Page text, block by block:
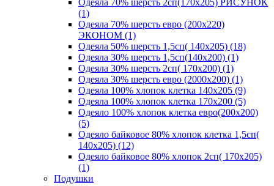
(1)
Одеяла 70% шерсть евро (200х220)
ЭКОНОМ (1)
Одеяла 50% шерсть 1,5сп( 140х205) (18)
Одеяла 30% шерсть 1,5сп(140х200) (1)
Одеяла 30% шерсть 2сп( 170х200) (1)
Одеяла 30% шерсть евро (2000х200) (1)
Одеяла 100% хлопок клетка 140х205 (9)
Одеяла 100% хлопок клетка 170х200 (5)
Одеяло 100% хлопок клетка евро(200х200)
(5)
Одеяло байковое 80% хлопок клетка 1,5сп(
140х205) (12)
Одеяло байковое 80% хлопок 2сп( 170х205)
(1)
Подушки